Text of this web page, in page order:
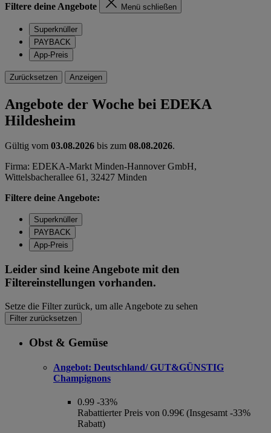
Filtere deine Angebote Menü schließen
Superknüller
PAYBACK
App-Preis
Zurücksetzen Anzeigen
Angebote der Woche bei EDEKA
Hildesheim
Gültig vom 03.08.2026 bis zum 08.08.2026.
Firma: EDEKA-Markt Minden-Hannover GmbH,
Wittelsbacherallee 61, 32427 Minden
Filtere deine Angebote:
Superknüller
PAYBACK
App-Preis
Leider sind keine Angebote mit den
Filtereinstellungen vorhanden.
Setze die Filter zurück, um alle Angebote zu sehen
Filter zurücksetzen
Obst & Gemüse
Angebot: Deutschland/ GUT&GÜNSTIG
Champignons
0.99 -33%
Rabattierter Preis von 0.99€ (Insgesamt -33%
Rabatt)